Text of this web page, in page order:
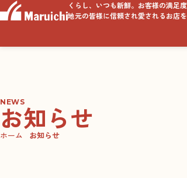
くらし、いつも新鮮。お客様の満足度
地元の皆様に信頼され愛されるお店
NEWS
お知らせ
ホーム お知らせ